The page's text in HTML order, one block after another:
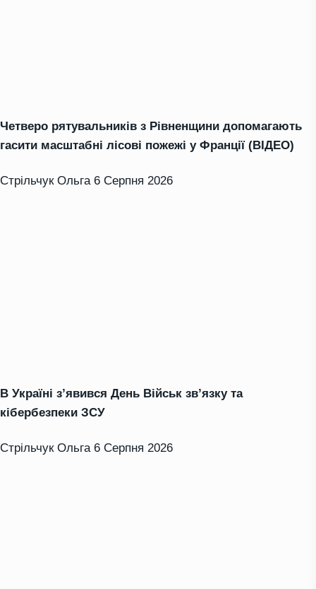
Четверо рятувальників з Рівненщини допомагають
гасити масштабні лісові пожежі у Франції (ВІДЕО)
Стрільчук Ольга 6 Серпня 2026
В Україні з’явився День Військ зв’язку та
кібербезпеки ЗСУ
Стрільчук Ольга 6 Серпня 2026